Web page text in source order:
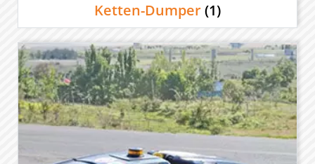
Ketten-Dumper(1)